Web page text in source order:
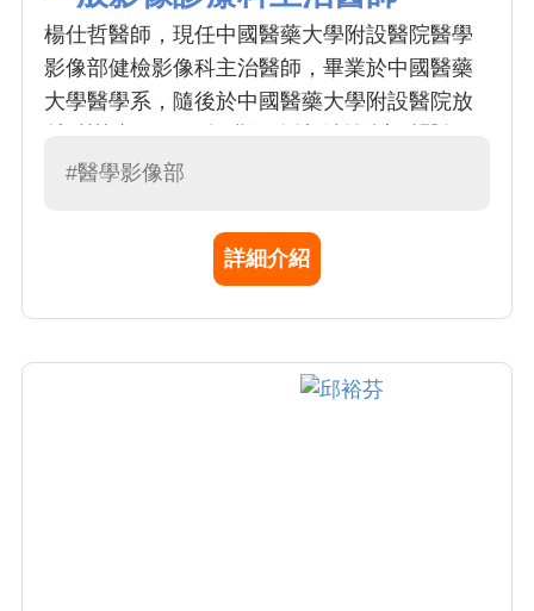
楊仕哲醫師，現任中國醫藥大學附設醫院醫學
影像部健檢影像科主治醫師，畢業於中國醫藥
大學醫學系，隨後於中國醫藥大學附設醫院放
專長為胸腔影像學。曾任台中順天醫院放射線
#醫學影像部
詳細介紹